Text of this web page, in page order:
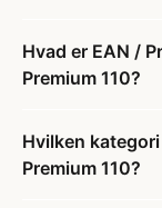
Hvad er EAN /
Premium 110?
Hvilken
Premium 110?